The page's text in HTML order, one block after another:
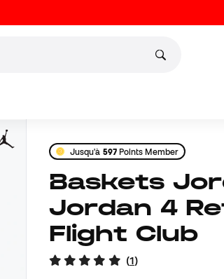
Jusqu'à 597Points Member
Baskets Jordan Air
Jordan 4
Flight Club
(1)